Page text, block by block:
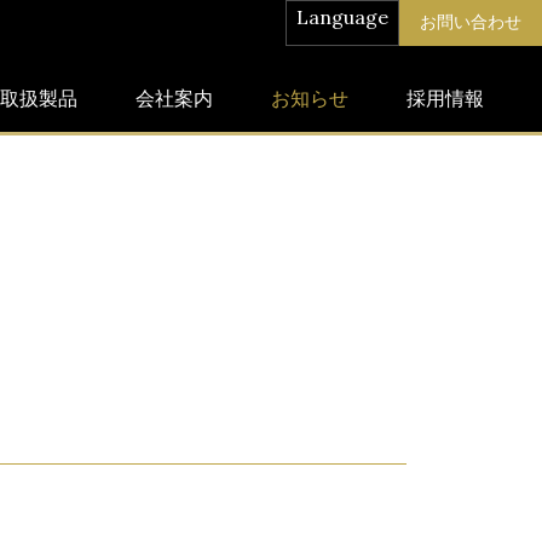
Language お問い合わせ
取扱製品 会社案内 お知らせ 採用情報